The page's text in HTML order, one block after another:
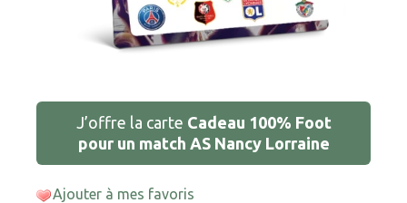
J’offre la carte Cadeau 100% Foot
pour un match AS Nancy Lorraine
Ajouter à mes favoris